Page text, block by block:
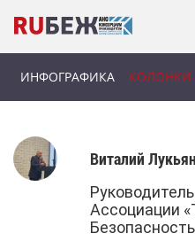
ИНФОГРАФИКА КОЛОНКИ
Виталий
Ассоциации